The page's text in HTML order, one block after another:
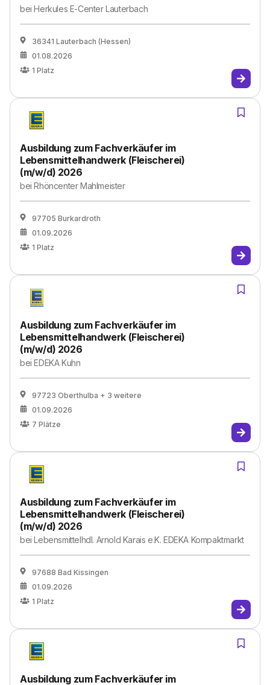
beiHerkules E-Center Lauterbach
36341 Lauterbach (Hessen)
01.08.2026
1 Platz
Ausbildung zum Fachverkäufer im
Lebensmittelhandwerk (Fleischerei)
(m/w/d) 2026
beiRhöncenter Mahlmeister
97705 Burkardroth
01.09.2026
1 Platz
Ausbildung zum Fachverkäufer im
Lebensmittelhandwerk (Fleischerei)
(m/w/d) 2026
beiEDEKA Kuhn
97723 Oberthulba + 3 weitere
01.09.2026
7 Plätze
Ausbildung zum Fachverkäufer im
Lebensmittelhandwerk (Fleischerei)
(m/w/d) 2026
beiLebensmittelhdl. Arnold Karais e.K. EDEKA Kompaktmarkt
97688 Bad Kissingen
01.09.2026
1 Platz
Ausbildung zum Fachverkäufer im